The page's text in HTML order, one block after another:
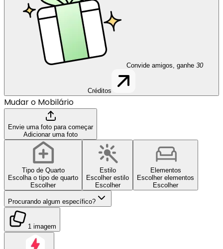
Convide amigos, ganhe 30
Créditos
Mudar o Mobilário
Envie uma foto para começar
Adicionar uma foto
Tipo de Quarto
Escolha o tipo de quarto
Escolher
Estilo
Escolher estilo
Escolher
Elementos
Escolher elementos
Escolher
Procurando algum específico?
1 imagem